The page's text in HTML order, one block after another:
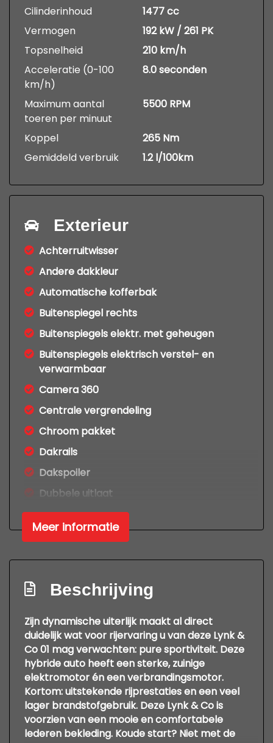
Cilinderinhoud
1477 cc
Vermogen
192 kW / 261 PK
Topsnelheid
210 km/h
Acceleratie (0-100
km/h)
8.0 seconden
Maximum aantal
toeren per minuut
5500 RPM
Koppel
265 Nm
Gemiddeld verbruik
1.2 l/100km
Exterieur
Achterruitwisser
Andere dakkleur
Automatische kofferbak
Buitenspiegel rechts
Buitenspiegels elektr. met geheugen
Buitenspiegels elektrisch verstel- en
verwarmbaar
Camera 360
Centrale vergrendeling
Chroom pakket
Dakrails
Dakspoiler
Dubbele uitlaat
Elektrisch bedienbare achterklep
Getint glas
Keyless entry
Led achterlichten
Led dagrijverlichting
Led koplampen
Led verlichting
Lichtmetalen velgen 20"
Metaalkleur
Meer informatie
Beschrijving
Zijn dynamische uiterlijk maakt al direct
duidelijk wat voor rijervaring u van deze Lynk &
Co 01 mag verwachten: pure sportiviteit. Deze
hybride auto heeft een sterke, zuinige
elektromotor én een verbrandingsmotor.
Kortom: uitstekende rijprestaties en een veel
lager brandstofgebruik. Deze Lynk & Co is
voorzien van een mooie en comfortabele
lederen bekleding. Koude start? Niet met de